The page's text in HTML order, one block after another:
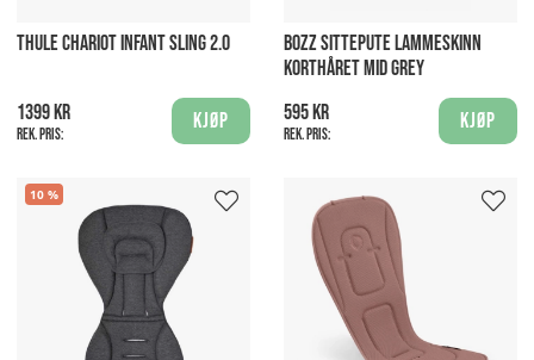
THULE CHARIOT INFANT SLING 2.0
1399 kr
Rek. pris:
Kjøp
BOZZ SITTEPUTE LAMMESKINN
KORTHÅRET MID GREY
595 kr
Rek. pris:
Kjøp
10